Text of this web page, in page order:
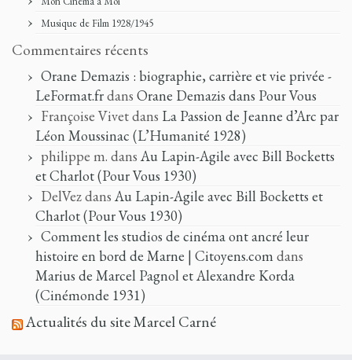
Musique de Film 1928/1945
Commentaires récents
Orane Demazis : biographie, carrière et vie privée -
LeFormat.frdans Orane Demazis dans Pour Vous
Françoise Vivetdans La Passion de Jeanne d’Arc par
Léon Moussinac (L’Humanité 1928)
philippe m. dans Au Lapin-Agile avec Bill Bocketts
et Charlot (Pour Vous 1930)
DelVezdans Au Lapin-Agile avec Bill Bocketts et
Charlot (Pour Vous 1930)
Comment les studios de cinéma ont ancré leur
histoire en bord de Marne | Citoyens.comdans
Marius de Marcel Pagnol et Alexandre Korda
(Cinémonde 1931)
Actualités du site Marcel Carné